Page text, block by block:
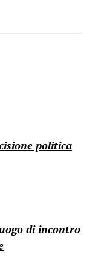
politica
di incontro